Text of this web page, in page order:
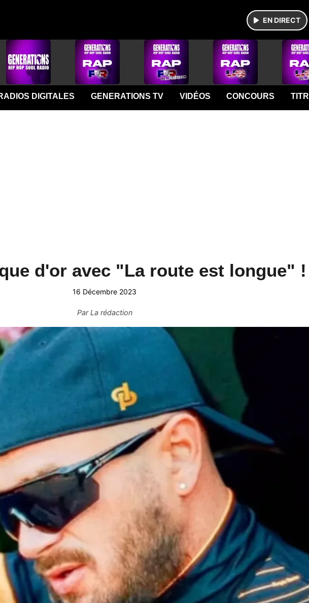
EN DIRECT
DIGITALES GENERATIONS TV VIDÉOS CONCOURS
d'or avec "La route est longue" !
16 Décembre 2023
ParLa rédaction